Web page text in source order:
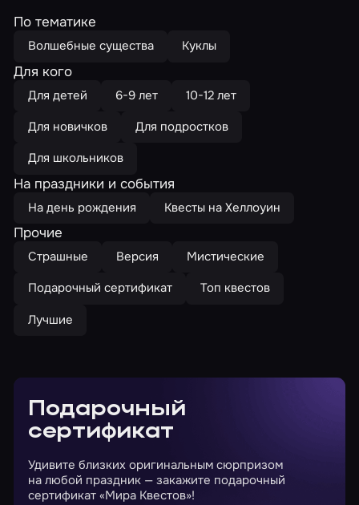
По тематике
Волшебные существа Куклы
Для кого
Для детей 6-9 лет
10-12 лет
Для новичков
Для подростков
Для школьников
На праздники и события
На день рождения Квесты на Хеллоуин
Прочие
Страшные Версия
Мистические
Подарочный сертификат
Топ квестов
Лучшие
Подарочный
сертификат
Удивите близких оригинальным сюрпризом
на любой праздник — закажите подарочный
сертификат «Мира Квестов»!